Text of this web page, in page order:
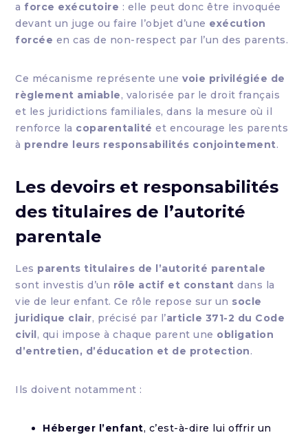
a force exécutoire : elle peut donc être invoquée
devant un juge ou faire l’objet d’une exécution
forcée en cas de non-respect par l’un des parents.
Ce mécanisme représente unevoie privilégiée de
règlement amiable, valorisée par le droit français
et les juridictions familiales, dans la mesure où il
renforce la coparentalité et encourage les parents
à prendre leurs responsabilités conjointement.
Les devoirs et responsabilités
des titulaires de l’autorité
parentale
Les parents titulaires de l’autorité parentale
sont investis d’un rôle actif et constant dans la
vie de leur enfant. Ce rôle repose sur un socle
juridique clair, précisé par l’article 371-2 du Code
civil, qui impose à chaque parent une obligation
d’entretien, d’éducation et de protection.
Ils doivent notamment :
Héberger l’enfant, c’est-à-dire lui offrir un